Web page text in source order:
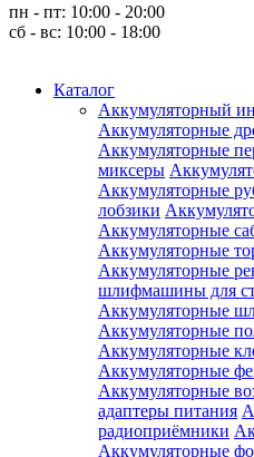
пн - пт: 10:00 - 20:00
сб - вс: 10:00 - 18:00
Каталог
Аккумуляторный
Аккумуляторные
Аккумуляторные
миксеры
Аккумуляторные
лобзики
Аккумуляторные
Аккумуляторные
Аккумуляторные
шлифмашины для
Аккумуляторные
Аккумуляторные
Аккумуляторные
Аккумуляторные
Аккумуляторные
адаптеры питания
радиоприёмники
Аккумуляторные